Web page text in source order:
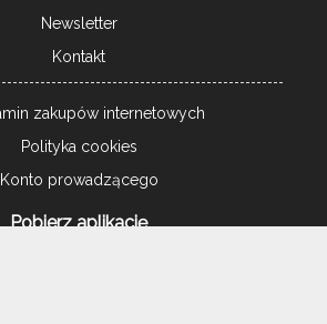
Newsletter
Kontakt
zakupów internetowych
Polityka cookies
Konto prowadzącego
Pobierz aplikację